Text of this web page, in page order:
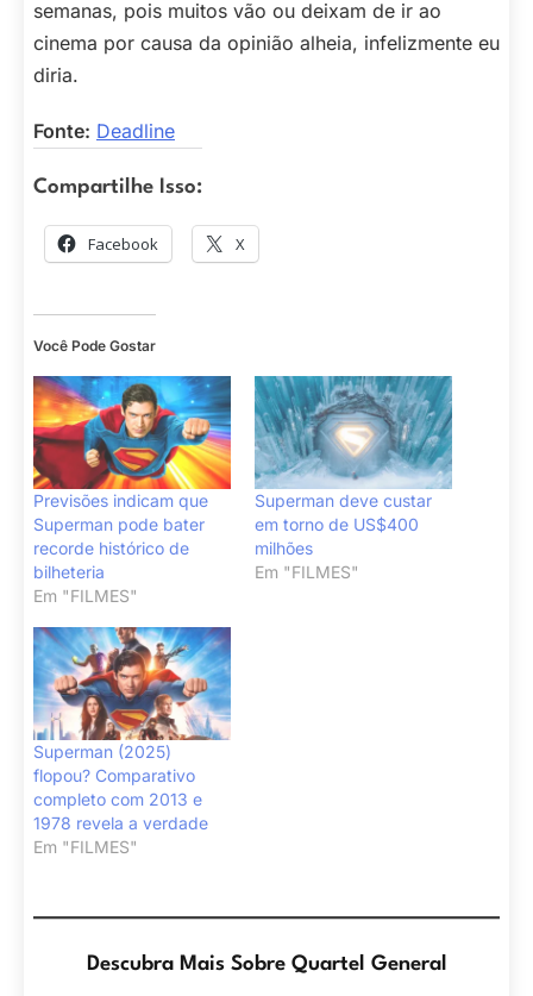
semanas, pois muitos vão ou deixam de ir ao
cinema por causa da opinião alheia, infelizmente eu
diria.
Fonte: Deadline
Compartilhe Isso:
Facebook X
Você Pode Gostar
Previsões indicam que
Superman pode bater
recorde histórico de
bilheteria
Em "FILMES"
Superman deve custar
em torno de US$400
milhões
Em "FILMES"
Superman (2025)
flopou? Comparativo
completo com 2013 e
1978 revela a verdade
Em "FILMES"
Descubra Mais Sobre Quartel General